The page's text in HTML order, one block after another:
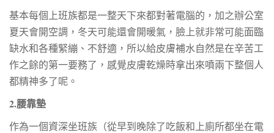
基本每個上班族都是一整天下來都對著電腦的，加之辦公室
夏天會開空調，冬天可能還會開暖氣，臉上就非常可能面臨
缺水和各種緊繃、不舒適，所以給皮膚補水自然是在辛苦工
作之餘的第一要務了，感覺皮膚乾燥時拿出來噴兩下整個人
都精神多了呢。
2.腰靠墊
作為一個資深坐班族（從早到晚除了吃飯和上廁所都坐在電